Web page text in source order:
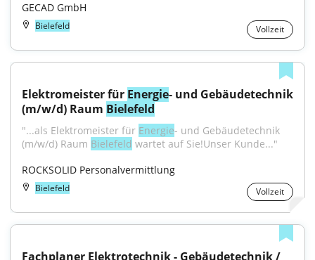
GECAD GmbH
Bielefeld Vollzeit
Elektromeister für Energie- und Gebäudetechnik
(m/w/d) Raum Bielefeld
"...als Elektromeister für Energie- und Gebäudetechnik
(m/w/d) Raum Bielefeld wartet auf Sie!Unser Kunde..."
ROCKSOLID Personalvermittlung
Bielefeld Vollzeit